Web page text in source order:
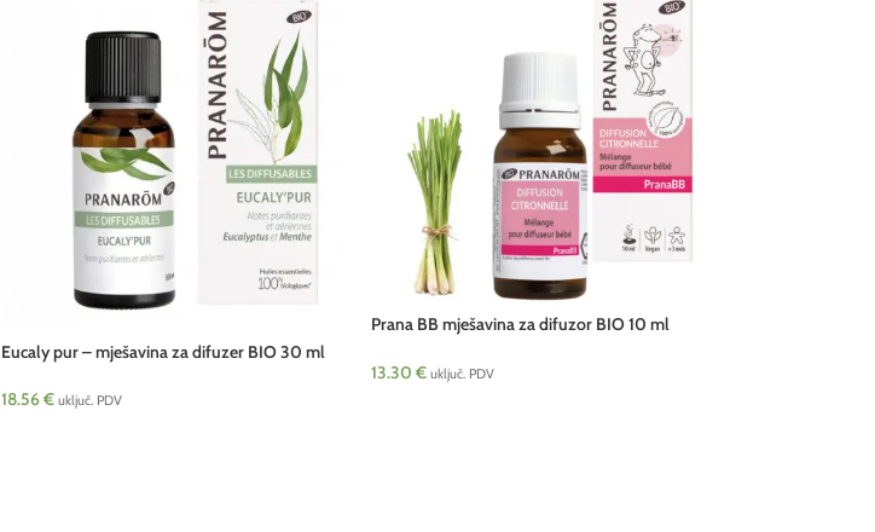
Eucaly pur – mješavina za difuzer BIO 30 ml
18.56€ uključ. PDV
Prana BB mješavina za difuzor BIO 10 ml
13.30 € uključ. PDV